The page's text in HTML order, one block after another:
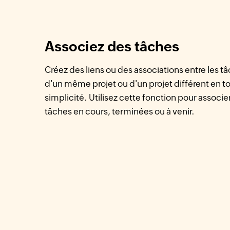
Associez des tâches
Créez des liens ou des associations entre les
d'un même projet ou d'un projet différent en
simplicité. Utilisez cette fonction pour
tâches en cours, terminées ou à venir.